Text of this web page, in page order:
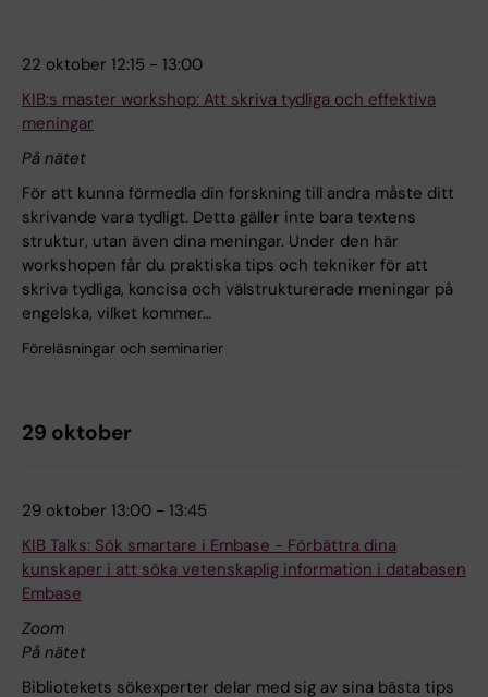
22 oktober 12:15 - 13:00
KIB:s master workshop: Att skriva tydliga och effektiva
meningar
På nätet
För att kunna förmedla din forskning till andra måste ditt
skrivande vara tydligt. Detta gäller inte bara textens
struktur, utan även dina meningar. Under den här
workshopen får du praktiska tips och tekniker för att
skriva tydliga, koncisa och välstrukturerade meningar på
engelska, vilket kommer…
Föreläsningar och seminarier
29 oktober
29 oktober 13:00 - 13:45
KIB Talks: Sök smartare i Embase - Förbättra dina
kunskaper i att söka vetenskaplig information i databasen
Embase
Zoom
På nätet
Bibliotekets sökexperter delar med sig av sina bästa tips